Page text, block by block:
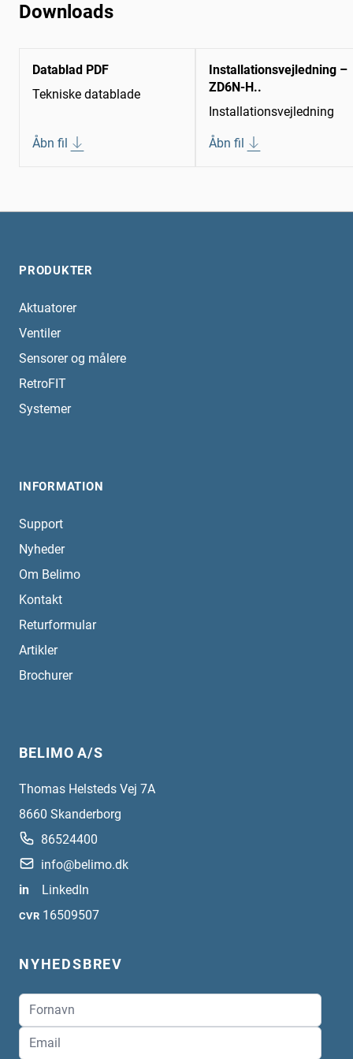
Downloads
Datablad PDF
Tekniske datablade
Åbn fil
Installationsvejledning –
ZD6N-H..
Installationsvejledning
Åbn fil
PRODUKTER
Aktuatorer
Ventiler
Sensorer og målere
RetroFIT
Systemer
INFORMATION
Support
Nyheder
Om Belimo
Kontakt
Returformular
Artikler
Brochurer
BELIMO A/S
Thomas Helsteds Vej 7A
8660 Skanderborg
86524400
info@belimo.dk
in
LinkedIn
CVR 16509507
NYHEDSBREV